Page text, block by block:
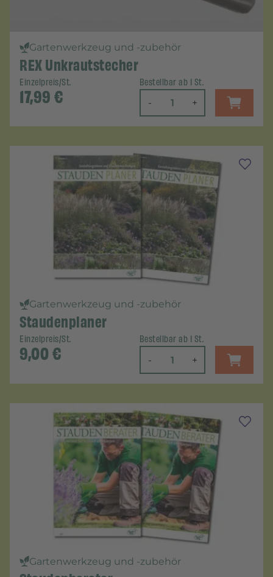
Gartenwerkzeug und -zubehör
REX Unkrautstecher
Einzelpreis/St.
17,99€
Bestellbar ab 1 St.
- +
Gartenwerkzeug und -zubehör
Staudenplaner
Einzelpreis/St.
9,00€
Bestellbar ab 1 St.
- +
Gartenwerkzeug und -zubehör